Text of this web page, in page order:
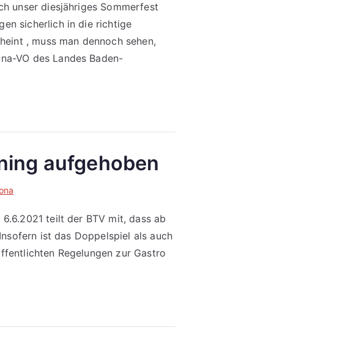
unser diesjähriges Sommerfest
sicherlich in die richtige
, muss man dennoch sehen,
VO des Landes Baden-
aufgehoben
teilt der BTV mit, dass ab
ist das Doppelspiel als auch
Regelungen zur Gastro